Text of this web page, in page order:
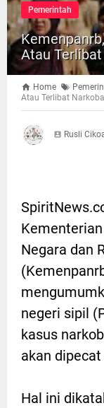
Pemerintah
Atau
Home
Atau Terlibat
Rusli
Negara dan
negeri sipil
kasus
akan
Hal ini